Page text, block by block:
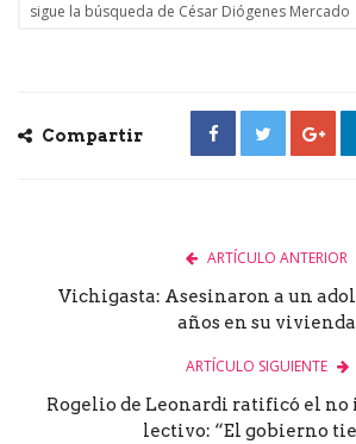
sigue la búsqueda de César Diógenes Mercado
Compartir
ARTÍCULO ANTERIOR
Vichigasta: Asesinaron a un
años en su vivienda
ARTÍCULO SIGUIENTE
Rogelio de Leonardi ratificó el
lectivo: “El gobierno